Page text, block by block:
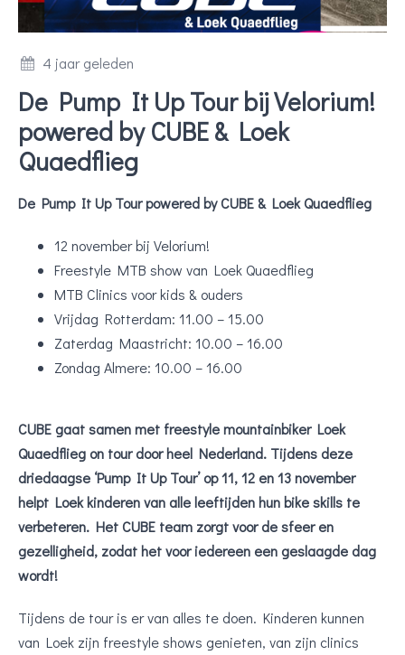
4 jaar geleden
De Pump It Up Tour bij Velorium!
powered by CUBE & Loek
Quaedflieg
De Pump It Up Tour powered by CUBE & Loek Quaedflieg
12 november bij Velorium!
Freestyle MTB show van Loek Quaedflieg
MTB Clinics voor kids & ouders
Vrijdag Rotterdam: 11.00 – 15.00
Zaterdag Maastricht: 10.00 – 16.00
Zondag Almere: 10.00 – 16.00
CUBE gaat samen met freestyle mountainbiker Loek
Quaedflieg on tour door heel Nederland. Tijdens deze
driedaagse ‘Pump It Up Tour’ op 11, 12 en 13 november
helpt Loek kinderen van alle leeftijden hun bike skills te
verbeteren. Het CUBE team zorgt voor de sfeer en
gezelligheid, zodat het voor iedereen een geslaagde dag
wordt!
Tijdens de tour is er van alles te doen. Kinderen kunnen
van Loek zijn freestyle shows genieten, van zijn clinics